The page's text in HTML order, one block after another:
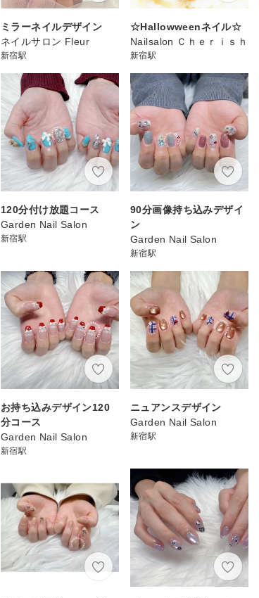
ミラーネイルデザイン
ネイルサロン Fleur
新宿駅
☆Hallowweenネイル☆
Nailsalon Ｃｈｅｒｉｓｈ
新宿駅
120分付け放題コース
Garden Nail Salon
新宿駅
90分画像持ち込みデザイ
ン
Garden Nail Salon
新宿駅
お持ち込みデザイン120
分コース
Garden Nail Salon
新宿駅
ニュアンスデザイン
Garden Nail Salon
新宿駅